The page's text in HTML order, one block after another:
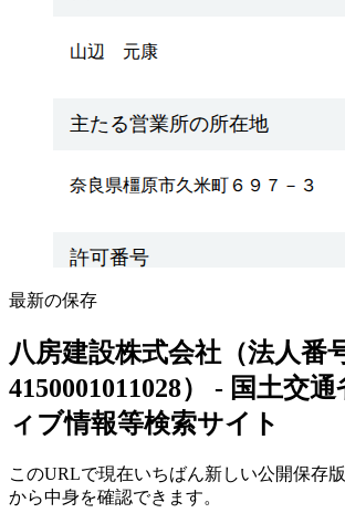
最新の保存
八房建設株式会社（法人番
4150001011028） - 国土交
ィブ情報等検索サイト
このURLで現在いちばん新しい公開保存
から中身を確認できます。